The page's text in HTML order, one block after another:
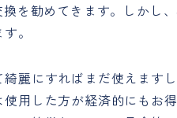
を勧めてきます。しかし
。
麗にすればまだ使えます
用した方が経済的にもお